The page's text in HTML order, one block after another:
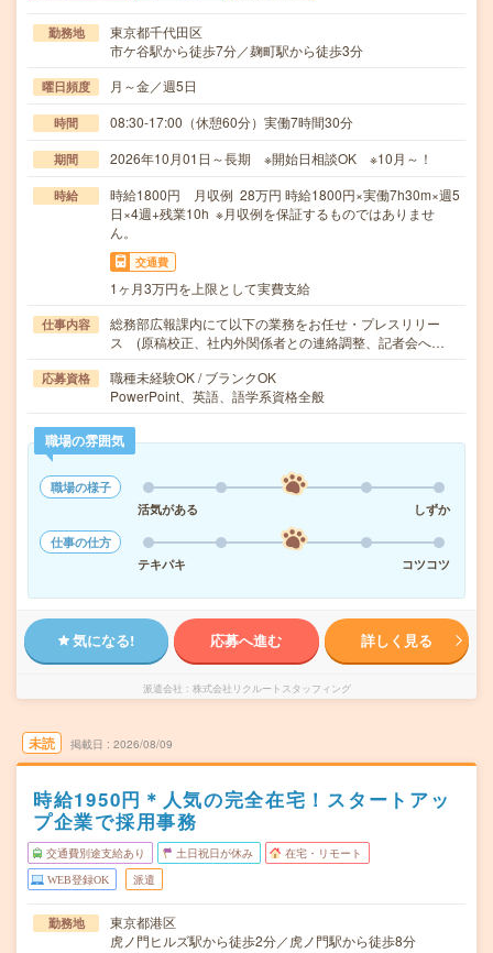
勤務地
東京都千代田区
市ケ谷駅から徒歩7分／麹町駅から徒歩3分
曜日頻度 月～金／週5日
時間 08:30-17:00（休憩60分）実働7時間30分
期間 2026年10月01日～長期 ※開始日相談OK ※10月～！
時給
時給1800円 月収例 28万円 時給1800円×実働7h30m×週5
日×4週+残業10h ※月収例を保証するものではありませ
ん。
交通費
1ヶ月3万円を上限として実費支給
仕事内容
総務部広報課内にて以下の業務をお任せ・プレスリリー
ス (原稿校正、社内外関係者との連絡調整、記者会へ…
応募資格
職種未経験OK / ブランクOK
PowerPoint、英語、語学系資格全般
職場の雰囲気
職場の様子
活気がある
しずか
仕事の仕方
テキパキ
コツコツ
気になる! 応募へ進む 詳しく見る
派遣会社 株式会社リクルートスタッフィング
未読 掲載日 2026/08/09
時給1950円＊人気の完全在宅！スタートアッ
プ企業で採用事務
交通費別途支給あり 土日祝日が休み 在宅・リモート
WEB登録OK 派遣
勤務地
東京都港区
虎ノ門ヒルズ駅から徒歩2分／虎ノ門駅から徒歩8分